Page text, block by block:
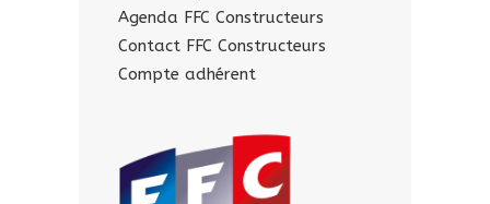
Agenda FFC Constructeurs
Contact FFC Constructeurs
Compte adhérent